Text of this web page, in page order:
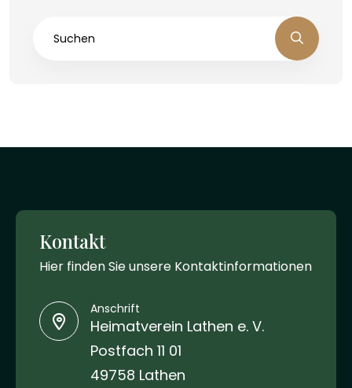
Kontakt
Hier finden Sie unsere Kontaktinformationen
Anschrift
Heimatverein Lathen e. V.
Postfach 11 01
49758 Lathen